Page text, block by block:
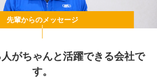
先輩からのメッセージ
がちゃんと活躍できる会社で
す。